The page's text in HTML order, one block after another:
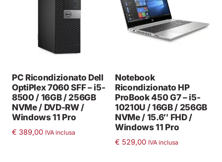
PC Ricondizionato Dell
OptiPlex 7060 SFF – i5-
8500 / 16GB / 256GB
NVMe / DVD-RW /
Windows 11 Pro
€ 389,00 IVA inclusa
Notebook
Ricondizionato HP
ProBook 450 G7 – i5-
10210U / 16GB / 256GB
NVMe / 15.6″ FHD /
Windows 11 Pro
€ 529,00 IVA inclusa